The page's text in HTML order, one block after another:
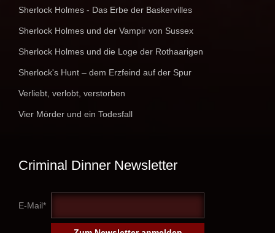
Sherlock Holmes - Das Erbe der Baskervilles
Sherlock Holmes und der Vampir von Sussex
Sherlock Holmes und die Loge der Rothaarigen
Sherlock's Hunt – dem Erzfeind auf der Spur
Verliebt, verlobt, verstorben
Vier Mörder und ein Todesfall
Criminal Dinner Newsletter
E-Mail*